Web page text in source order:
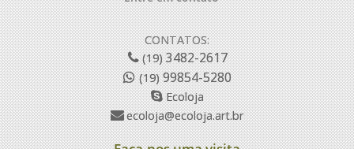
CONTATOS:
(19)3482-2617
(19)99854-5280
Ecoloja
ecoloja@ecoloja.art.br